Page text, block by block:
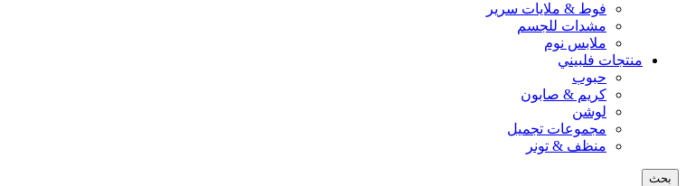
فوط & ملايات سرير
مشدات للجسم
ملابس نوم
منتجات فلبيني
حبوب
كريم & صابون
لوشن
مجموعات تجميل
منظف & تونر
بحث